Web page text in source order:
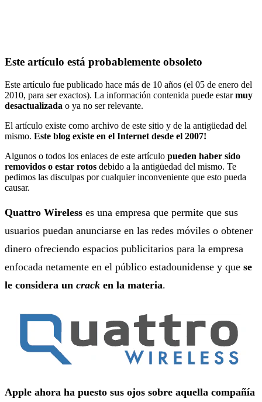
Este artículo está probablemente obsoleto
Este artículo fue publicado hace más de 10 años (el 05 de enero del
2010, para ser exactos). La información contenida puede estarmuy
desactualizada o ya no ser relevante.
El artículo existe como archivo de este sitio y de la antigüedad del
mismo. Este blog existe en el Internet desde el 2007!
Algunos o todos los enlaces de este artículo pueden haber sido
removidos o estar rotos debido a la antigüedad del mismo. Te
pedimos las disculpas por cualquier inconveniente que esto pueda
causar.
Quattro Wireless es una empresa que permite que sus
usuarios puedan anunciarse en las redes móviles o obtener
dinero ofreciendo espacios publicitarios para la empresa
enfocada netamente en el público estadounidense y que se
le considera un crack en la materia.
Apple ahora ha puesto sus ojos sobre aquella compañía